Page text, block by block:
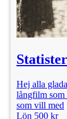
Hej alla
långfilm som
som vill med
Lön 500 kr